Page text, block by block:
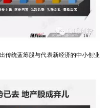
传统蓝筹股与代表新经济的中小创业